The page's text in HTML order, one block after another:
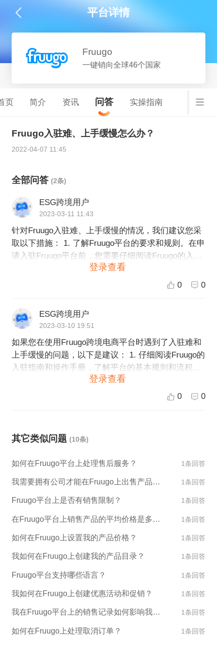
平台详情
Fruugo
一键销向全球46个国家
页 简介 资讯 问答 实操指南
Fruugo入驻难、上手缓慢怎么办？
2022-04-07 11:45
全部问答 (2条)
ESG跨境用户
2023-03-11 11:43
针对Fruugo入驻难、上手缓慢的情况，我们建议您采
取以下措施： 1. 了解Fruugo平台的要求和规则。在申
请入驻Fruugo平台前，您需要仔细阅读Fruugo的入驻
要求和平台规则。这样可以避免因为不符合要求而被
们建议您寻求专业的Fruugo运营服务提供商的帮助。
这些提供商通常有丰富的经验和专业知识，可以帮助
您更快、更顺利地入驻和运营Fruugo平台。 3. 熟悉Fr
uugo平台的工具和功能。当您成功入驻Fruugo平台
后，您需要花时间熟悉平台的各种工具和功能，包括
如何上传产品、如何设置商品价格、如何设置运费和
货运选项等。这些知识都是非常重要的，可以帮助您
的客户服务和退货政策可以提高您的信誉度，从而吸
引更多的用户来购买您的产品。此外，合理的售后服
务可以让客户更加满意，为您的店铺带来更多的口碑
有关于Fruugo平台的入驻和运营问题，欢迎随时咨询
我们哦！
登录查看
0 0
ESG跨境用户
2023-03-10 19:51
如果您在使用Fruugo跨境电商平台时遇到了入驻难和
上手缓慢的问题，以下是建议： 1. 仔细阅读Fruugo的
入驻指南和操作手册，了解平台的基本规则和流程。
2. 如果您遇到了任何问题，可以联系Fruugo的客户支
商服务提供商，ESG跨境电商作为一家专业的跨境电
服务，帮助您更有效地使用Fruugo平台，以及其他跨
境电商平台入驻和运营。
登录查看
0 0
其它类似问题 (10条)
如何在Fruugo平台上处理售后服务？ 1条回答
我需要拥有公司才能在Fruugo上出售产品吗？ 1条回答
Fruugo平台上是否有销售限制？ 1条回答
在Fruugo平台上销售产品的平均价格是多少？ 1条回答
如何在Fruugo上设置我的产品价格？ 1条回答
我如何在Fruugo上创建我的产品目录？ 1条回答
Fruugo平台支持哪些语言？ 1条回答
我如何在Fruugo上创建优惠活动和促销？ 1条回答
我在Fruugo平台上的销售记录如何影响我的账户评级？ 1条回答
如何在Fruugo上处理取消订单？ 1条回答